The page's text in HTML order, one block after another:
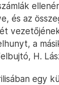
és az
a
H.
egy